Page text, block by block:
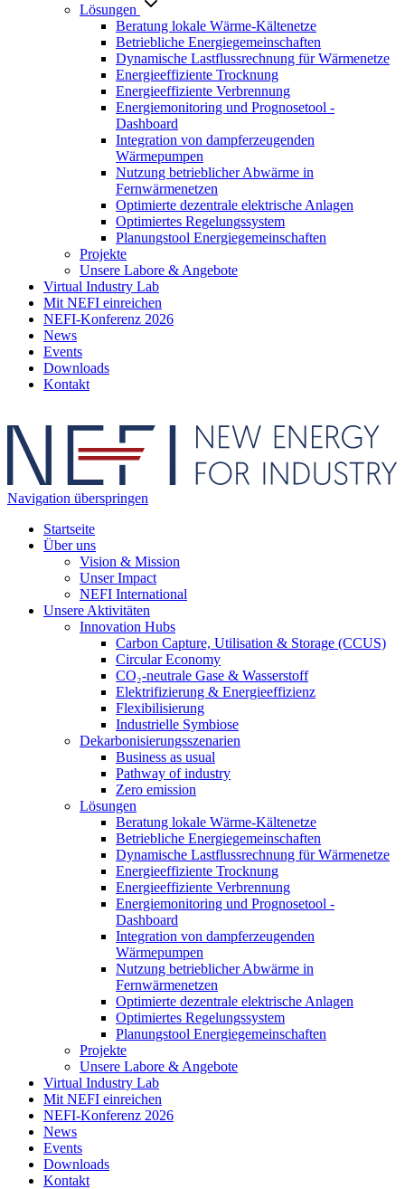
Lösungen
Beratung lokale Wärme-Kältenetze
Betriebliche Energiegemeinschaften
Dynamische Lastflussrechnung für Wärmenetze
Energieeffiziente Trocknung
Energieeffiziente Verbrennung
Energiemonitoring und Prognosetool -
Dashboard
Integration von dampferzeugenden
Wärmepumpen
Nutzung betrieblicher Abwärme in
Fernwärmenetzen
Optimierte dezentrale elektrische Anlagen
Optimiertes Regelungssystem
Planungstool Energiegemeinschaften
Projekte
Unsere Labore & Angebote
Virtual Industry Lab
Mit NEFI einreichen
NEFI-Konferenz 2026
News
Events
Downloads
Kontakt
Navigation überspringen
Startseite
Über uns
Vision & Mission
Unser Impact
NEFI International
Unsere Aktivitäten
Innovation Hubs
Carbon Capture, Utilisation & Storage (CCUS)
Circular Economy
CO₂-neutrale Gase & Wasserstoff
Elektrifizierung & Energieeffizienz
Flexibilisierung
Industrielle Symbiose
Dekarbonisierungs­szenarien
Business as usual
Pathway of industry
Zero emission
Lösungen
Beratung lokale Wärme-Kältenetze
Betriebliche Energiegemeinschaften
Dynamische Lastflussrechnung für Wärmenetze
Energieeffiziente Trocknung
Energieeffiziente Verbrennung
Energiemonitoring und Prognosetool -
Dashboard
Integration von dampferzeugenden
Wärmepumpen
Nutzung betrieblicher Abwärme in
Fernwärmenetzen
Optimierte dezentrale elektrische Anlagen
Optimiertes Regelungssystem
Planungstool Energiegemeinschaften
Projekte
Unsere Labore & Angebote
Virtual Industry Lab
Mit NEFI einreichen
NEFI-Konferenz 2026
News
Events
Downloads
Kontakt